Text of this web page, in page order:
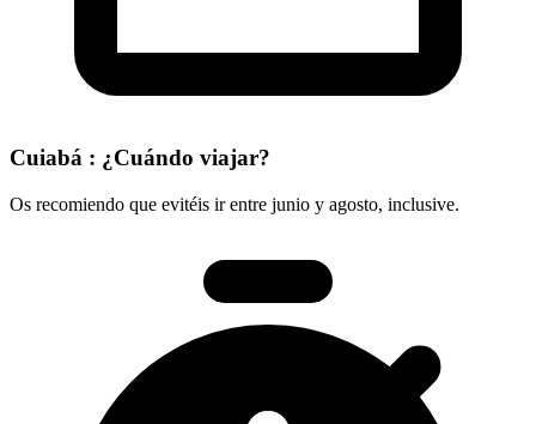
Cuiabá : ¿Cuándo viajar?
Os recomiendo que evitéis ir entre junio y agosto, inclusive.